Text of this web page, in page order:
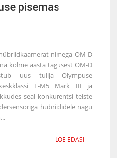
pisemas
nimega OM-D
kolme aasta tagusest OM-D
uus tulija Olympuse
E-M5 Mark III ja
seal konkurentsi teiste
hübriididele nagu
LOE EDASI